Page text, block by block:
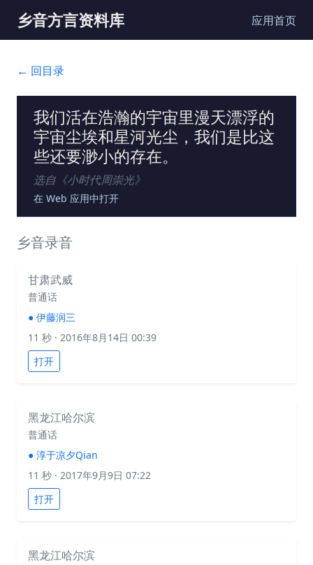
乡音方言资料库 应用首页
← 回目录
我们活在浩瀚的宇宙里漫天漂浮的
宇宙尘埃和星河光尘，我们是比这
些还要渺小的存在。
选自《小时代周崇光》
在 Web 应用中打开
乡音录音
甘肃武威
普通话
● 伊藤润三
11 秒 · 2016年8月14日 00:39
打开
黑龙江哈尔滨
普通话
● 淳于凉夕Qian
11 秒 · 2017年9月9日 07:22
打开
黑龙江哈尔滨